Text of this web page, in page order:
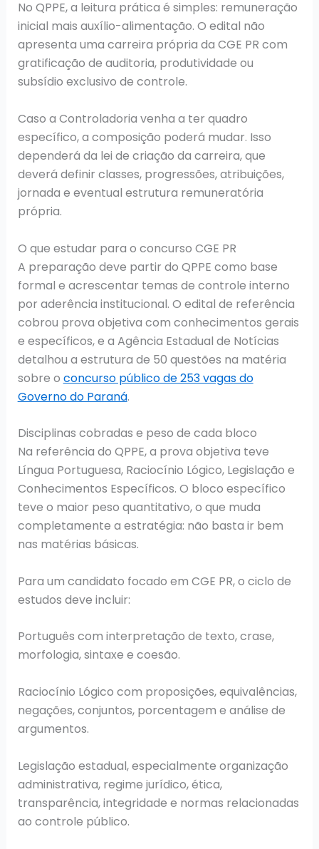
No QPPE, a leitura prática é simples: remuneração
inicial mais auxílio-alimentação. O edital não
apresenta uma carreira própria da CGE PR com
gratificação de auditoria, produtividade ou
subsídio exclusivo de controle.
Caso a Controladoria venha a ter quadro
específico, a composição poderá mudar. Isso
dependerá da lei de criação da carreira, que
deverá definir classes, progressões, atribuições,
jornada e eventual estrutura remuneratória
própria.
O que estudar para o concurso CGE PR
A preparação deve partir do QPPE como base
formal e acrescentar temas de controle interno
por aderência institucional. O edital de referência
cobrou prova objetiva com conhecimentos gerais
e específicos, e a Agência Estadual de Notícias
detalhou a estrutura de 50 questões na matéria
sobre o concurso público de 253 vagas do
Governo do Paraná.
Disciplinas cobradas e peso de cada bloco
Na referência do QPPE, a prova objetiva teve
Língua Portuguesa, Raciocínio Lógico, Legislação e
Conhecimentos Específicos. O bloco específico
teve o maior peso quantitativo, o que muda
completamente a estratégia: não basta ir bem
nas matérias básicas.
Para um candidato focado em CGE PR, o ciclo de
estudos deve incluir:
Português com interpretação de texto, crase,
morfologia, sintaxe e coesão.
Raciocínio Lógico com proposições, equivalências,
negações, conjuntos, porcentagem e análise de
argumentos.
Legislação estadual, especialmente organização
administrativa, regime jurídico, ética,
transparência, integridade e normas relacionadas
ao controle público.